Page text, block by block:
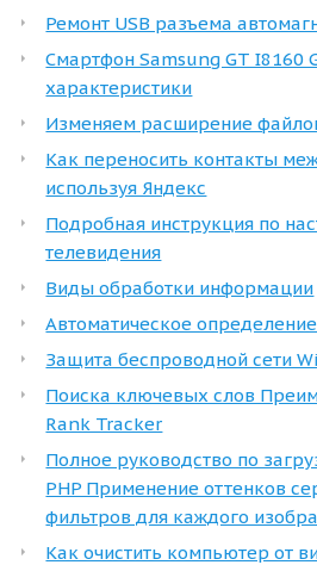
Ремонт USB разъема
Смартфон Samsung GT I8160
характеристики
Изменяем расширение
Как переносить контакты
используя Яндекс
Подробная инструкция по
телевидения
Виды обработки информации
Автоматическое
Защита беспроводной сети
Поиска ключевых слов
Rank Tracker
Полное руководство по
PHP Применение оттенков
фильтров для каждого
Как очистить компьютер от